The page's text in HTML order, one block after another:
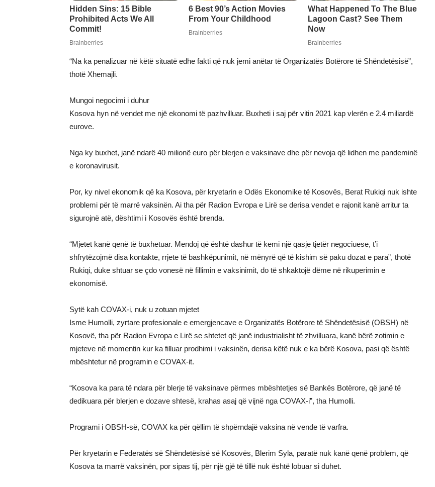
“Na ka penalizuar në këtë situatë edhe fakti që nuk jemi anëtar të Organizatës Botërore të Shëndetësisë”,
thotë Xhemajli.
Mungoi negocimi i duhur
Kosova hyn në vendet me një ekonomi të pazhvilluar. Buxheti i saj për vitin 2021 kap vlerën e 2.4 miliardë
eurove.
Nga ky buxhet, janë ndarë 40 milionë euro për blerjen e vaksinave dhe për nevoja që lidhen me pandeminë
e koronavirusit.
Por, ky nivel ekonomik që ka Kosova, për kryetarin e Odës Ekonomike të Kosovës, Berat Rukiqi nuk ishte
problemi për të marrë vaksinën. Ai tha për Radion Evropa e Lirë se derisa vendet e rajonit kanë arritur ta
sigurojnë atë, dështimi i Kosovës është brenda.
“Mjetet kanë qenë të buxhetuar. Mendoj që është dashur të kemi një qasje tjetër negociuese, t’i
shfrytëzojmë disa kontakte, rrjete të bashkëpunimit, në mënyrë që të kishim së paku dozat e para”, thotë
Rukiqi, duke shtuar se çdo vonesë në fillimin e vaksinimit, do të shkaktojë dëme në rikuperimin e
ekonomisë.
Sytë kah COVAX-i, nuk u zotuan mjetet
Isme Humolli, zyrtare profesionale e emergjencave e Organizatës Botërore të Shëndetësisë (OBSH) në
Kosovë, tha për Radion Evropa e Lirë se shtetet që janë industrialisht të zhvilluara, kanë bërë zotimin e
mjeteve në momentin kur ka filluar prodhimi i vaksinën, derisa këtë nuk e ka bërë Kosova, pasi që është
mbështetur në programin e COVAX-it.
“Kosova ka para të ndara për blerje të vaksinave përmes mbështetjes së Bankës Botërore, që janë të
dedikuara për blerjen e dozave shtesë, krahas asaj që vijnë nga COVAX-i”, tha Humolli.
Programi i OBSH-së, COVAX ka për qëllim të shpërndajë vaksina në vende të varfra.
Për kryetarin e Federatës së Shëndetësisë së Kosovës, Blerim Syla, paratë nuk kanë qenë problem, që
Kosova ta marrë vaksinën, por sipas tij, për një gjë të tillë nuk është lobuar si duhet.